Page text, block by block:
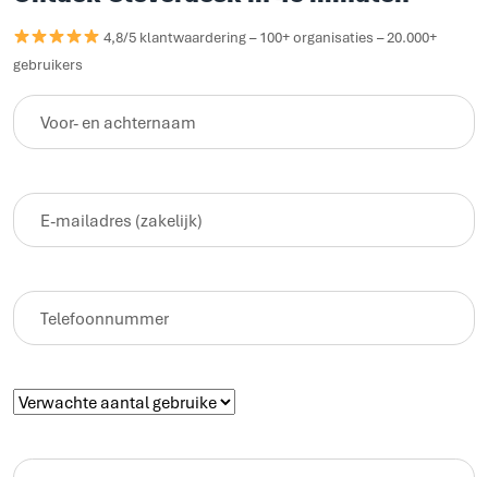
4,8/5 klantwaardering – 100+ organisaties – 20.000+
gebruikers
Voor-
en
E-
mailadres
Telefoon
Verwachte
gebruikers(Vereist)
Optionele